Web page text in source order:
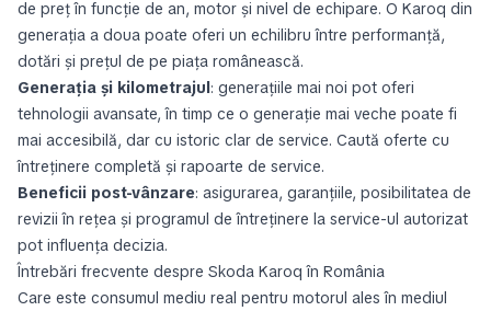
de preț în funcție de an, motor și nivel de echipare. O Karoq din
generația a doua poate oferi un echilibru între performanță,
dotări și prețul de pe piața românească.
Generația și kilometrajul : generațiile mai noi pot oferi
tehnologii avansate, în timp ce o generație mai veche poate fi
mai accesibilă, dar cu istoric clar de service. Caută oferte cu
întreținere completă și rapoarte de service.
Beneficii post-vânzare: asigurarea, garanțiile, posibilitatea de
revizii în rețea și programul de întreținere la service-ul autorizat
pot influența decizia.
Întrebări frecvente despre Skoda Karoq în România
Care este consumul mediu real pentru motorul ales în mediul